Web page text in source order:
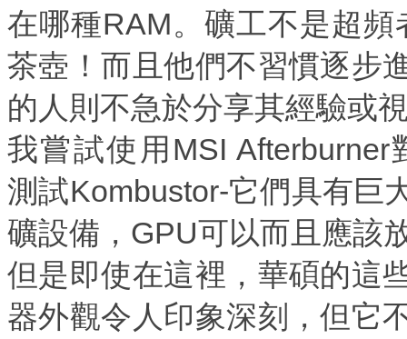
在哪種RAM。礦工不是超
茶壺！而且他們不習慣逐步
的人則不急於分享其經驗或
我嘗試使用MSI Afterburner
測試Kombustor-它們具有巨
礦設備，GPU可以而且應該
但是即使在這裡，華碩的這
器外觀令人印象深刻，但它